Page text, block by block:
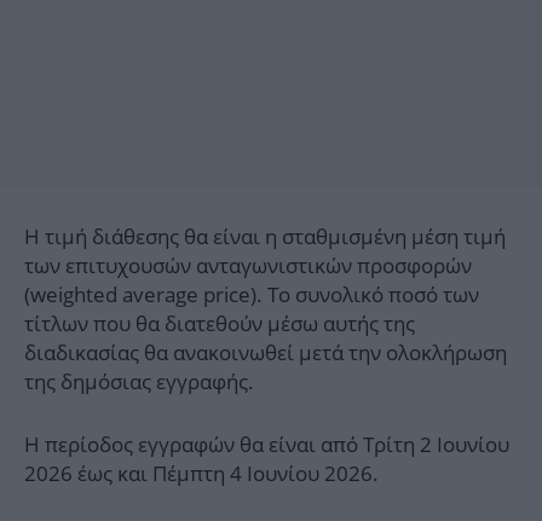
Η τιμή διάθεσης θα είναι η σταθμισμένη μέση τιμή
των επιτυχουσών ανταγωνιστικών προσφορών
(weighted average price). Το συνολικό ποσό των
τίτλων που θα διατεθούν μέσω αυτής της
διαδικασίας θα ανακοινωθεί μετά την ολοκλήρωση
της δημόσιας εγγραφής.
Η περίοδος εγγραφών θα είναι από Τρίτη 2 Ιουνίου
2026 έως και Πέμπτη 4 Ιουνίου 2026.